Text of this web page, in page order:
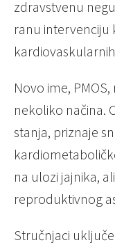
zdravstvenu
ranu intervenciju
Novo ime,
nekoliko načina.
stanja, priznaje
na ulozi jajnika,
reproduktivnog
Stručnjaci